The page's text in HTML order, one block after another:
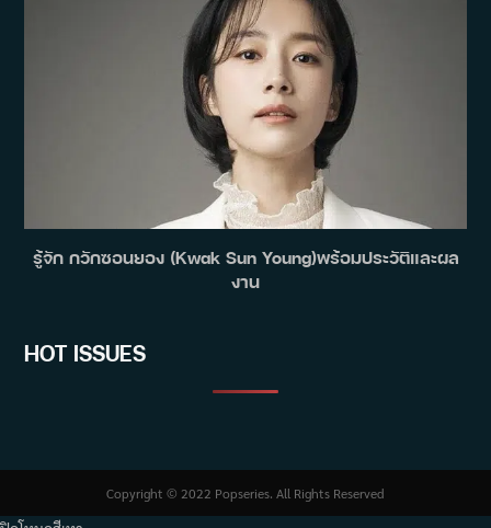
รู้จัก กวักซอนยอง (Kwak Sun Young)พร้อมประวัติและผล
งาน
HOT ISSUES
Copyright © 2022 Popseries. All Rights Reserved